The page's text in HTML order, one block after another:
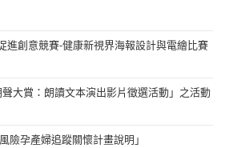
進創意競賽-健康新視界海報設計與電繪比賽
大賞：朗讀文本演出影片徵選活動」之活動
險孕產婦追蹤關懷計畫說明」